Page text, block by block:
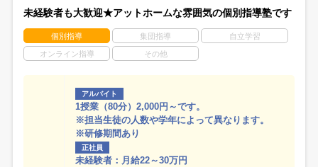
未経験者も大歓迎★アットホームな雰囲気の個別指導塾です
個別指導 集団指導 自立学習
オンライン指導 その他
アルバイト
1授業（80分）2,000円～です。
※担当生徒の人数や学年によって異なります。
※研修期間あり
正社員
未経験者：月給22～30万円